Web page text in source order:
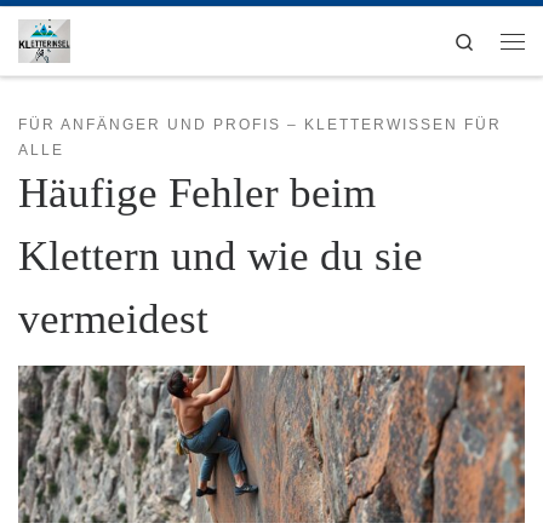
Zum Inhalt springen
Search
FÜR ANFÄNGER UND PROFIS – KLETTERWISSEN FÜR
ALLE
Häufige Fehler beim
Klettern und wie du sie
vermeidest